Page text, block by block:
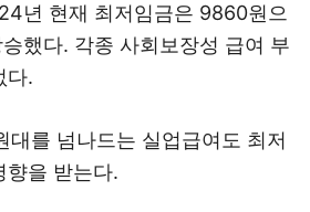
년 현재 최저임금은 9860원으
했다. 각종 사회보장성 급여 부
다.
대를 넘나드는 실업급여도 최저
향을 받는다.